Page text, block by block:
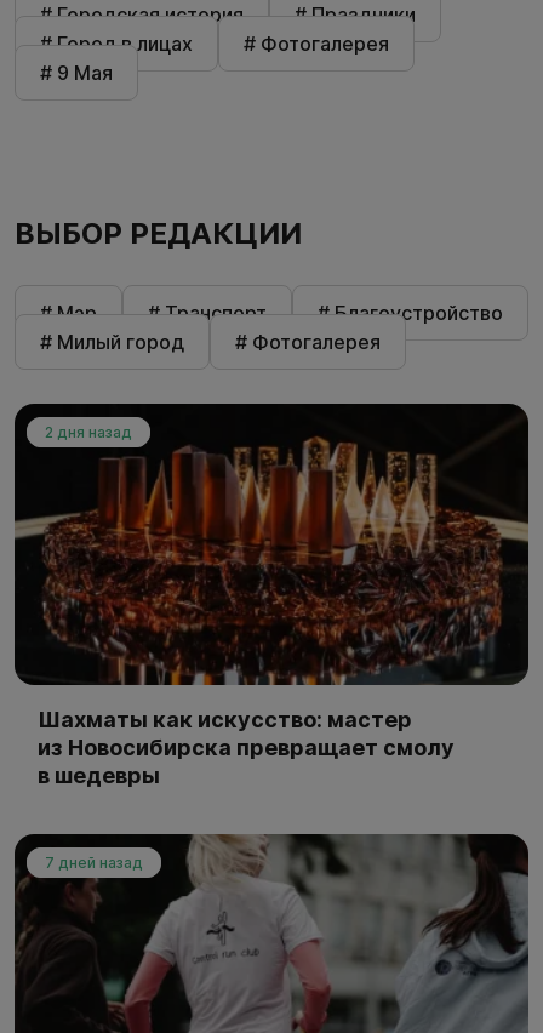
# Городская история
# Праздники
# Город в лицах
# Фотогалерея
# 9 Мая
ВЫБОР РЕДАКЦИИ
# Мэр # Транспорт
# Благоустройство
# Милый город
# Фотогалерея
2 дня назад
Шахматы как искусство: мастер
из Новосибирска превращает смолу
в шедевры
7 дней назад